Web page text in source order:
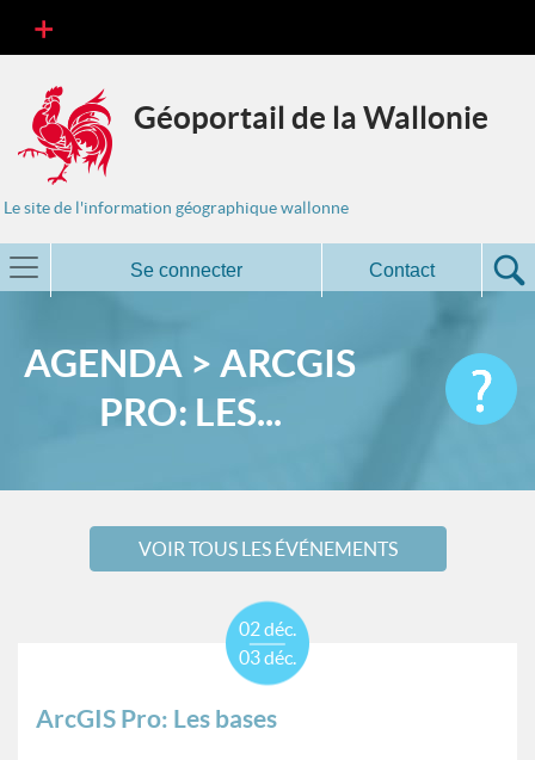
Géoportail de la Wallonie
Le site de l'information géographique wallonne
Se connecter Contact
AGENDA > ARCGIS
PRO: LES...
VOIR TOUS LES ÉVÉNEMENTS
ArcGIS Pro: Les bases
02 déc.
03 déc.